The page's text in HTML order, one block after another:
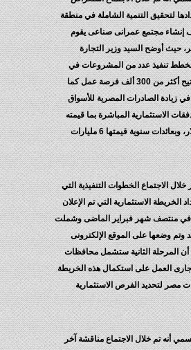
الشاملة في منطقة
عمرانى صناعى يقوم
وزير التجارة
من المشروعات في
مختلف المجالات، تتيح أكثر من 300 ألف فرصة عمل كما
المصرية للأسواق
المباشرة بما قيمته
حوالى 16 مليار دولار، وبعائدات سنوية قيمتها 6 مليارات
التنفيذية التي
التي تم الإعلان
فبراير الماضى وشملت
الموقع الإلكترونى
ستشمل محافظات
استكمال هذه الخريطة
الاستثمارية
الاجتماع مناقشة آخر